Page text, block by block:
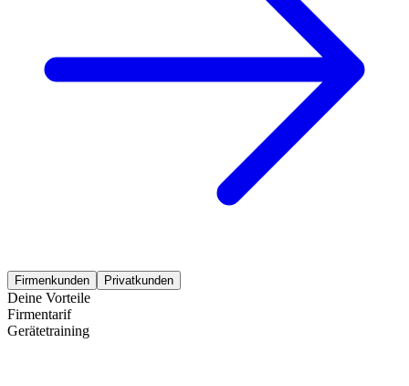
Firmenkunden Privatkunden
Deine Vorteile
Firmentarif
Gerätetraining